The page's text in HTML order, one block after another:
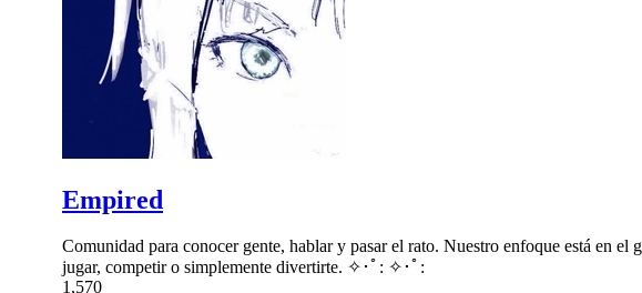
Empired
Comunidad para conocer gente, hablar y pasar el rato. Nuestro enfoque está en
jugar, competir o simplemente divertirte. ✧･ﾟ: ✧･ﾟ:
1,570